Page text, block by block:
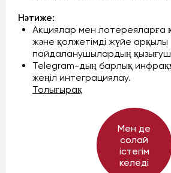
Нәтиже:
Акциялар мен лотереяларға
және қолжетімді жүйе арқылы
пайдаланушылардың
Telegram-дың барлық
жеңіл интеграциялау.
Толығырақ
Мен де
солай
істегім
келеді